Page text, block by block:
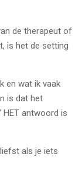
de therapeut of
is het de setting
en wat ik vaak
is dat het
HET antwoord is
als je iets